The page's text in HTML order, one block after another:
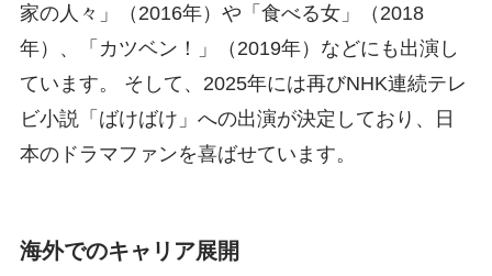
家の人々」（2016年）や「食べる女」（2018
年）、「カツベン！」（2019年）などにも出演し
ています。 そして、2025年には再びNHK連続テレ
ビ小説「ばけばけ」への出演が決定しており、日
本のドラマファンを喜ばせています。
海外でのキャリア展開